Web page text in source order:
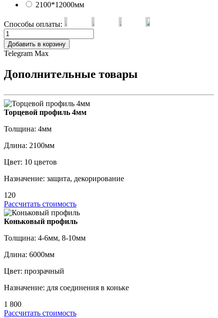
2100*12000мм
Способы оплаты:
Добавить в корзину
Telegram Max
Дополнительные товары
Торцевой профиль 4мм
Толщина: 4мм
Длина: 2100мм
Цвет: 10 цветов
Назначение: защита, декорирование
120
Рассчитать стоимость
Коньковый профиль
Толщина: 4-6мм, 8-10мм
Длина: 6000мм
Цвет: прозрачный
Назначение: для соединения в коньке
1 800
Рассчитать стоимость